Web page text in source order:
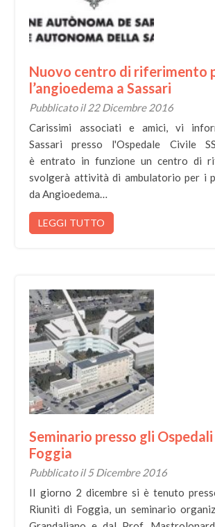
Nuovo centro di riferimento
l’angioedema a Sassari
Pubblicato il 22 Dicembre 2016
Carissimi associati e amici, vi
Sassari presso l'Ospedale Civile
è entrato in funzione un centro di
svolgerà attività di ambulatorio per i
da Angioedema…
LEGGI TUTTO
Seminario presso gli
Foggia
Pubblicato il 5 Dicembre 2016
Il giorno 2 dicembre si è tenuto
Riuniti di Foggia, un seminario